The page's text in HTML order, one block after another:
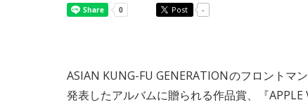
Post -
ASIAN KUNG-FU GENERATIONのフロント
発表したアルバムに贈られる作品賞、『APPLE